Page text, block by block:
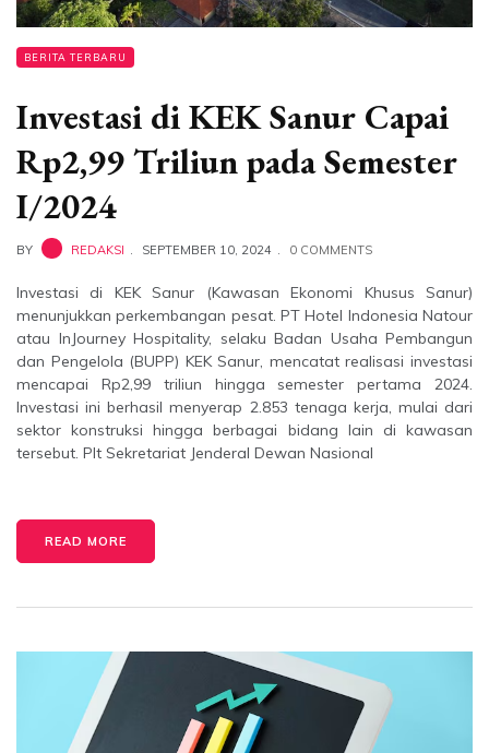
BERITA TERBARU
Investasi di KEK Sanur Capai
Rp2,99 Triliun pada Semester
I/2024
BY REDAKSI SEPTEMBER 10, 2024 0 COMMENTS
Investasi di KEK Sanur (Kawasan Ekonomi Khusus Sanur)
menunjukkan perkembangan pesat. PT Hotel Indonesia Natour
atau InJourney Hospitality, selaku Badan Usaha Pembangun
dan Pengelola (BUPP) KEK Sanur, mencatat realisasi investasi
mencapai Rp2,99 triliun hingga semester pertama 2024.
Investasi ini berhasil menyerap 2.853 tenaga kerja, mulai dari
sektor konstruksi hingga berbagai bidang lain di kawasan
tersebut. Plt Sekretariat Jenderal Dewan Nasional
READ MORE